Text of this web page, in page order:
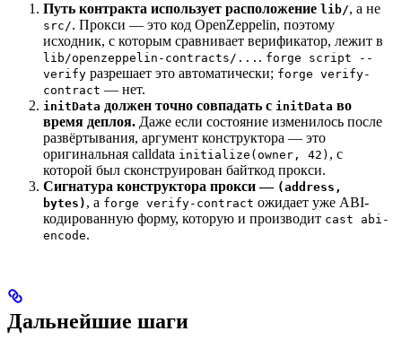
Путь контракта использует расположение lib/, а не
src/. Прокси — это код OpenZeppelin, поэтому
исходник, с которым сравнивает верификатор, лежит в
lib/openzeppelin-contracts/... . forge script --
verify разрешает это автоматически; forge verify-
contract — нет.
initData должен точно совпадать с initData во
время деплоя. Даже если состояние изменилось после
развёртывания, аргумент конструктора — это
оригинальная calldata initialize(owner, 42) , с
которой был сконструирован байткод прокси.
Сигнатура конструктора прокси — (address,
bytes) , а forge verify-contract ожидает уже ABI-
кодированную форму, которую и производит cast abi-
encode.
Дальнейшие шаги